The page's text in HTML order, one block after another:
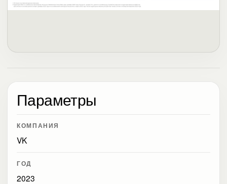
Параметры
КОМПАНИЯ
VK
ГОД
2023